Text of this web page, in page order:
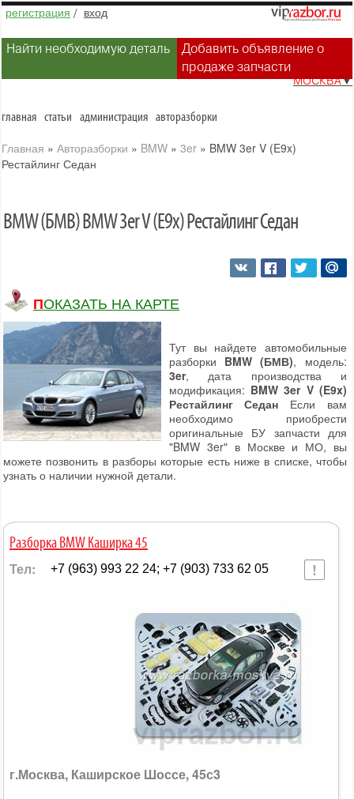
регистрация / вход
Найти необходимую деталь
Добавить объявление о
продаже запчасти
МОСКВА▼
главная статьи администрация авторазборки
Главная » Авторазборки » BMW » 3er » BMW 3er V (E9x)
Рестайлинг Седан
BMW (БМВ) BMW 3er V (E9x) Рестайлинг Седан
ПОКАЗАТЬ НА КАРТЕ
Тут вы найдете автомобильные
разборки BMW (БМВ), модель:
3er, дата производства и
модификация: BMW 3er V (E9x)
Рестайлинг Седан Если вам
необходимо приобрести
оригинальные БУ запчасти для
"BMW 3er" в Москве и МО, вы
можете позвонить в разборы которые есть ниже в списке, чтобы
узнать о наличии нужной детали.
Разборка BMW Каширка 45
Тел: +7 (963) 993 22 24; +7 (903) 733 62 05
г.Москва, Каширское Шоссе, 45с3